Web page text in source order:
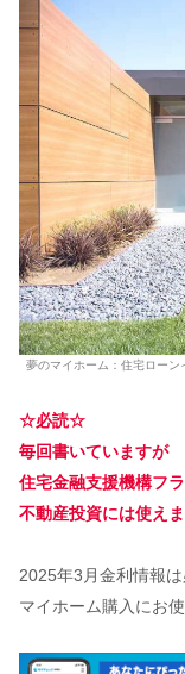
夢のマイホーム：住宅ローン
☆必読☆
毎回書いていますが
住宅金融支援機構フ
不動産投資には使え
2025年3月金利情報
マイホーム購入にお